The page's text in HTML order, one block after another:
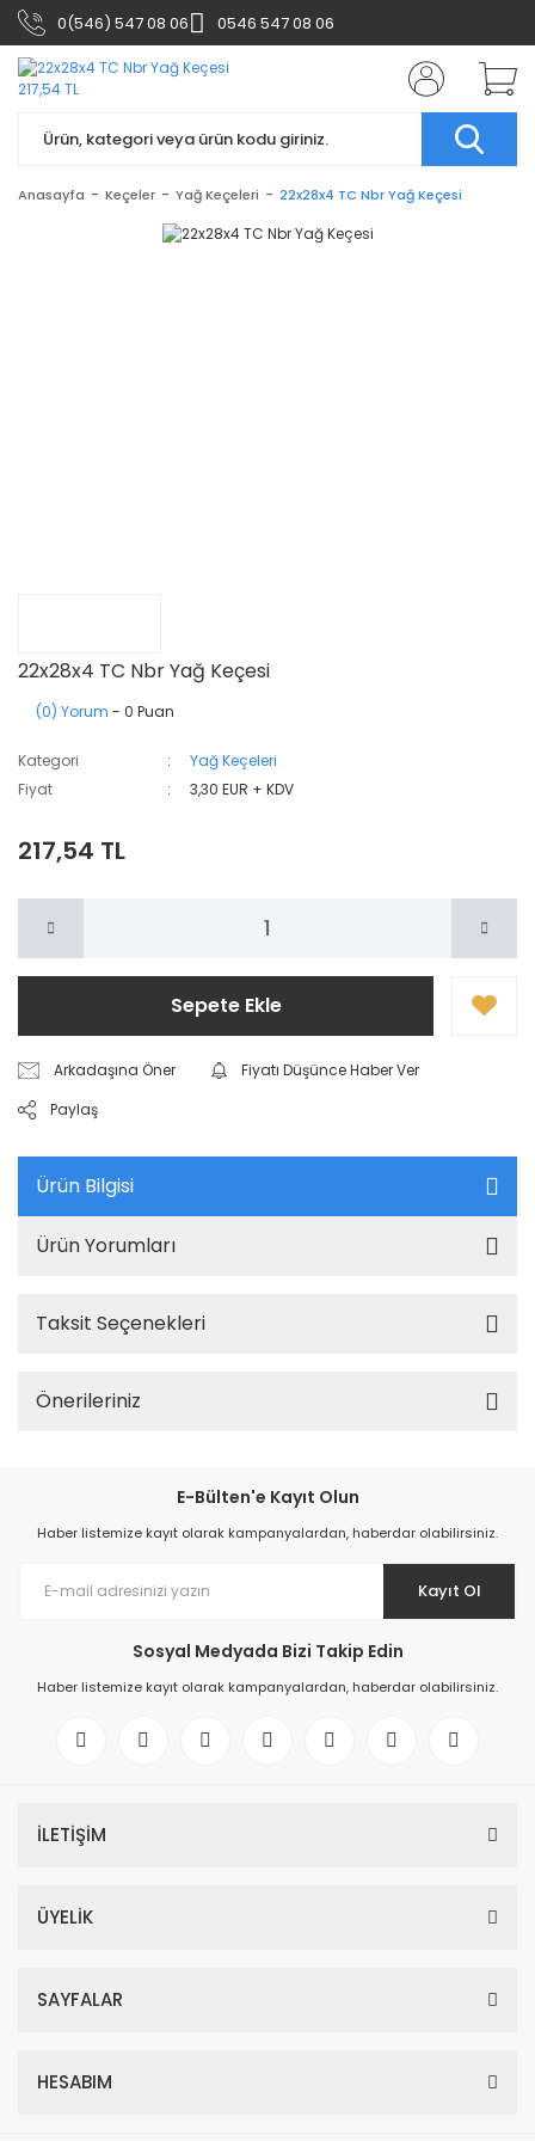
0(546) 547 08 06 0546 547 08 06
Anasayfa Keçeler Yağ Keçeleri 22x28x4 TC Nbr Yağ Keçesi
22x28x4 TC Nbr Yağ Keçesi
(0) Yorum - 0 Puan
Kategori
Yağ Keçeleri
Fiyat
3,30 EUR + KDV
217,54 TL
Sepete Ekle
Arkadaşına Öner
Fiyatı Düşünce Haber Ver
Paylaş
Ürün Bilgisi
Ürün Yorumları
Taksit Seçenekleri
Önerileriniz
E-Bülten'e Kayıt Olun
Haber listemize kayıt olarak kampanyalardan, haberdar olabilirsiniz.
Kayıt Ol
Sosyal Medyada Bizi Takip Edin
Haber listemize kayıt olarak kampanyalardan, haberdar olabilirsiniz.
İLETİŞİM
ÜYELİK
SAYFALAR
HESABIM